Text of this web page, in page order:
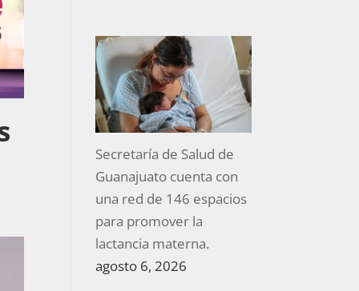
Secretaría de Salud de
Guanajuato cuenta con
una red de 146 espacios
para promover la
lactancia materna.
agosto 6, 2026